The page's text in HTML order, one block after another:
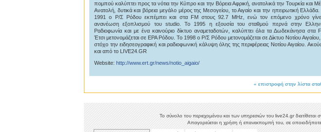
πομπού καλύπτει προς τα νότια την Κύπρο και την Βόρεια Αφρική, ανατολικά την Τουρκία και
Ανατολή, δυτικά και βόρεια μεγάλο μέρος της Μεσογείου, το Αιγαίο και την ηπειρωτική
1991 ο Ρ/Σ Ρόδου εκπέμπει και στα FM στους 92.7 MΗz, ενώ τον επόμενο χρόνο
ανανέωση εξοπλισμού του studio. Το 1995 η εξουσία του σταθμού περνά στην
Ραδιοφωνία και με ένα καινούριο δίκτυο αναμεταδοτών, καλύπτει όλα τα Δωδεκάνησα στα
Έτσι μετονομάζεται σε ΕΡΑ Ρόδου. Το 1998 ο Ρ/Σ Ρόδου μετονομάζεται σε Δίκτυο Νοτίου
στόχο την ειδησεογραφική και ραδιοφωνική κάλυψη όλης της περιφέρειας Νοτίου Αιγαίου.
και από το LIVE24.GR
Website: http://www.ert.gr/news/notio_aigaio/
« επιστροφή στην λίστα
Το σύνολο του περιεχομένου και των υπηρεσιών του live24.gr
Απαγορεύεται η χρήση ή επανεκπομπή του, σε